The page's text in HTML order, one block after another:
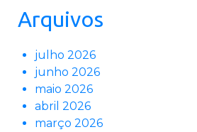
Arquivos
julho 2026
junho 2026
maio 2026
abril 2026
março 2026